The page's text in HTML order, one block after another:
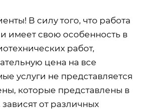
В силу того, что работа
имеет свою особенность в
работ,
цена на все
услуги не представляется
которые представлены в
от различных